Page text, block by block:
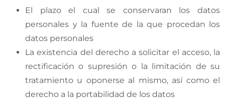
El plazo el cual se conservaran los datos
personales y la fuente de la que procedan los
datos personales
La existencia del derecho a solicitar el acceso, la
rectificación o supresión o la limitación de su
tratamiento u oponerse al mismo, así como el
derecho a la portabilidad de los datos